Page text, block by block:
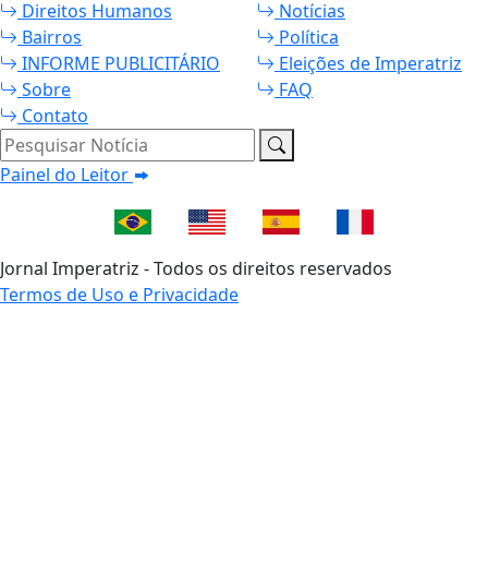
Direitos Humanos
Notícias
Bairros
Política
INFORME PUBLICITÁRIO
Eleições de Imperatriz
Sobre
FAQ
Contato
Pesquisar Notícia
Painel do Leitor
Jornal Imperatriz - Todos os direitos reservados
Termos de Uso e Privacidade